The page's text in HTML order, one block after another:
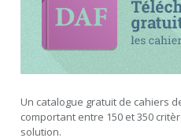
Un catalogue gratuit de cahiers
comportant entre 150 et 350
solution.